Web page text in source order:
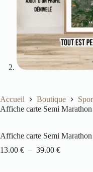
Accueil Boutique
Affiche carte Semi Marathon
Affiche carte Semi Marathon
13.00 € – 39.00 €